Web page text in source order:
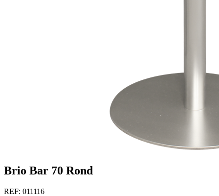
Brio Bar 70 Rond
REF: 011116